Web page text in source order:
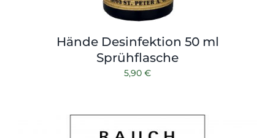
Hände Desinfektion 50 ml
Sprühflasche
5,90 €